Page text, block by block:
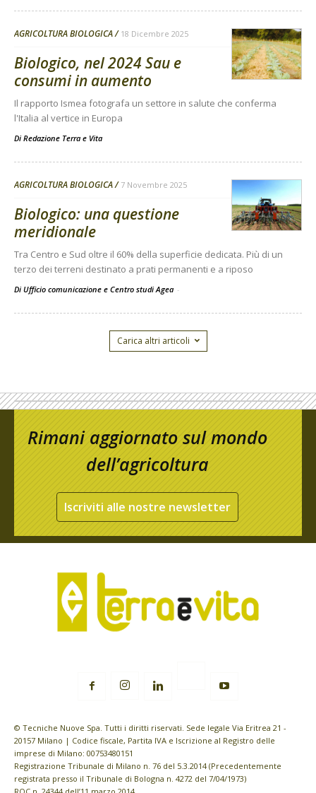
AGRICOLTURA BIOLOGICA 18 Dicembre 2025
Biologico, nel 2024 Sau e
consumi in aumento
Il rapporto Ismea fotografa un settore in salute che conferma
l'Italia al vertice in Europa
Di Redazione Terra e Vita
AGRICOLTURA BIOLOGICA 7 Novembre 2025
Biologico: una questione
meridionale
Tra Centro e Sud oltre il 60% della superficie dedicata. Più di un
terzo dei terreni destinato a prati permanenti e a riposo
Di Ufficio comunicazione e Centro studi Agea -
Carica altri articoli
Rimani aggiornato sul mondo
dell’agricoltura
Iscriviti alle nostre newsletter
© Tecniche Nuove Spa. Tutti i diritti riservati. Sede legale Via Eritrea 21 -
20157 Milano | Codice fiscale, Partita IVA e Iscrizione al Registro delle
imprese di Milano: 00753480151
Registrazione Tribunale di Milano n. 76 del 5.3.2014 (Precedentemente
registrata presso il Tribunale di Bologna n. 4272 del 7/04/1973)